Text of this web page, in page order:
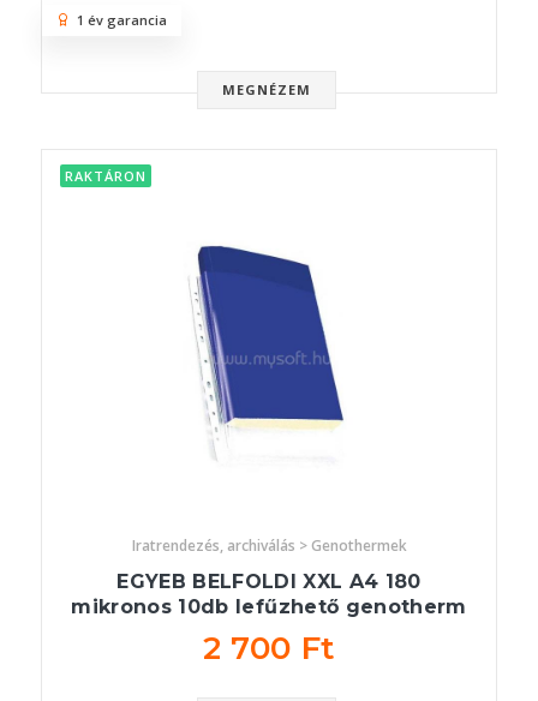
MEGNÉZEM
1 év garancia
RAKTÁRON
Iratrendezés, archiválás > Genothermek
EGYEB BELFOLDI XXL A4 180
mikronos 10db lefűzhető genotherm
2 700 Ft